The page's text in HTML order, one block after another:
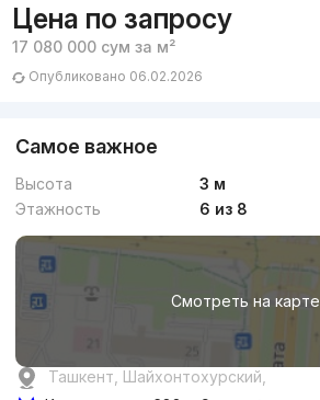
Цена по запросу
17 080 000 сум за м²
Опубликовано 06.02.2026
Самое важное
Высота
3 м
Этажность
6 из 8
Смотреть на карте
Ташкент, Шайхонтохурский,